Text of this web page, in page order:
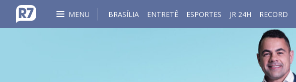
MENU BRASÍLIA ENTRETÊ ESPORTES JR 24H RECORD